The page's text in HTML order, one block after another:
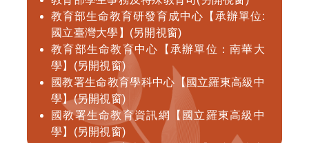
教育部生命教育研發育成中心【承辦單位:
國立臺灣大學】(另開視窗)
教育部生命教育中心【承辦單位：南華大
學】(另開視窗)
國教署生命教育學科中心【國立羅東高級中
學】(另開視窗)
國教署生命教育資訊網【國立羅東高級中
學】(另開視窗)